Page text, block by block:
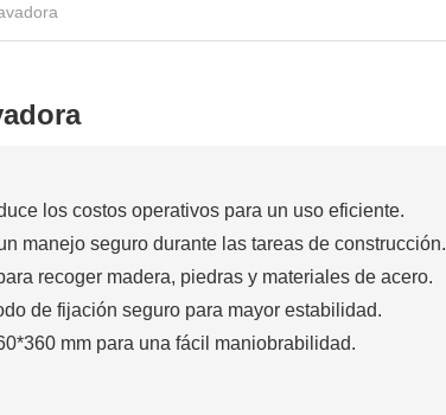
los costos operativos para un uso eficiente.
manejo seguro durante las tareas de construcción.
recoger madera, piedras y materiales de acero.
de fijación seguro para mayor estabilidad.
mm para una fácil maniobrabilidad.